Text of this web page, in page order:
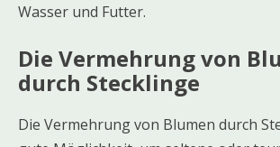
Wasser und Futter.
Die Vermehrung von
durch Stecklinge
Die Vermehrung von Blumen durch